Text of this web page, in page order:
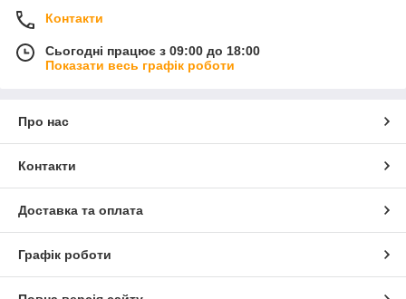
Контакти
Сьогодні працює з 09:00 до 18:00
Показати весь графік роботи
Про нас
Контакти
Доставка та оплата
Графік роботи